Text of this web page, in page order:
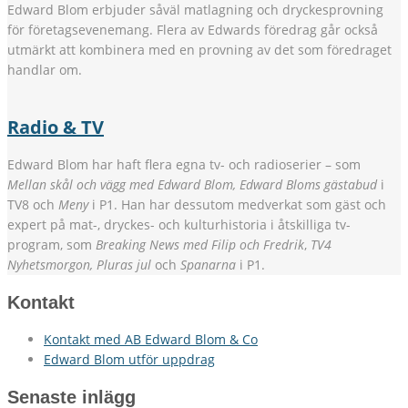
Edward Blom erbjuder såväl matlagning och dryckesprovning
för företagsevenemang. Flera av Edwards föredrag går också
utmärkt att kombinera med en provning av det som föredraget
handlar om.
Radio & TV
Edward Blom har haft flera egna tv- och radioserier – som
Mellan skål och vägg med Edward Blom, Edward Bloms gästabud i
TV8 och Menyi P1. Han har dessutom medverkat som gäst och
expert på mat-, dryckes- och kulturhistoria i åtskilliga tv-
program, som Breaking News med Filip och Fredrik, TV4
Nyhetsmorgon, Pluras jul och Spanarna i P1.
Kontakt
Kontakt med AB Edward Blom & Co
Edward Blom utför uppdrag
Senaste inlägg